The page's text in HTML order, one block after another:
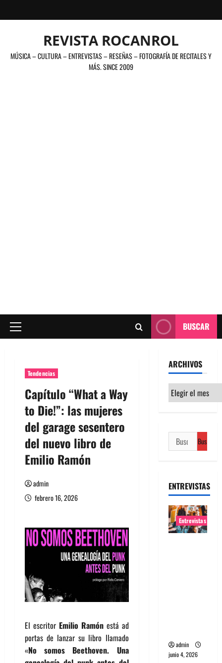
al
REVISTA ROCANROL
MÚSICA – CULTURA – ENTREVISTAS – RESEÑAS – FOTOGRAFÍA DE RECITALES Y
MÁS. SINCE 2009
Menú
BUSCAR
Tendencias
Capítulo “What a Way
to Die!”: las mujeres
del garage sesentero
del nuevo libro de
Emilio Ramón
admin
febrero 16, 2026
El escritor Emilio Ramónestá ad
portas de lanzar su libro llamado
«No somos Beethoven. Una
ARCHIVOS
Archivos
Buscar:
ENTREVISTAS
Entrevistas
admin
junio 4, 2026